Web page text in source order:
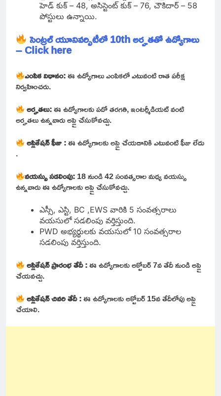
హెడ్ కుక్ – 48, అసిస్టెంట్ కుక్ – 76, చౌకిదార్ – 58
పోస్టులు ఉన్నాయి.
సెంట్రల్ యూనివర్సిటీలో 10th అర్హతతో ఉద్యోగాలు
– Click here
ఎంపిక విధానం:ఈ ఉద్యోగాలు ఎంపికలో ఎటువంటి రాత పరీక్ష
నిర్వహించరు.
అర్హతలు:ఈ ఉద్యోగాలకు పదో తరగతి, ఇంటర్మీడియట్ వంటి
అర్హతలు ఉన్నవారు అప్లై చేసుకోవచ్చు.
అప్లికేషన్ ఫీజు :ఈఉద్యోగాలకు అప్లై చేయడానికి ఎటువంటి ఫీజు లేదు
.
వయస్సు సడలింపు:18 నుండి 42 సంవత్సరాల మధ్య వయస్సు
ఉన్నవారు ఈ ఉద్యోగాలకు అప్లై చేసుకోవచ్చు.
ఎస్సీ, ఎస్టి, BC ,EWS వారికి 5 సంవత్సరాలు
వయసులో సడలింపు వర్తిస్తుంది.
PWD అభ్యర్థులకు వయసులో 10 సంవత్సరాల
సడలింపు వర్తిస్తుంది.
అప్లికేషన్ ప్రారంభ తేదీ :ఈ ఉద్యోగాలకు అక్టోబర్ 7వ తేదీ నుండి అప్లై
చేయవచ్చు.
అప్లికేషన్ చివరి తేదీ :ఈ ఉద్యోగాలకు అక్టోబర్ 15వ తేదీలోపు అప్లై
చేయాలి.